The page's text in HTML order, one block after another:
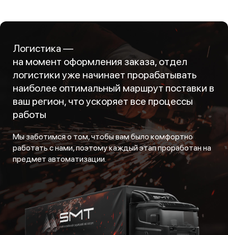
Логистика —
на момент оформления заказа, отдел
логистики уже начинает прорабатывать
наиболее оптимальный маршрут поставки в
ваш регион, что ускоряет все процессы
работы
Мы заботимся о том, чтобы вам было комфортно
работать с нами, поэтому каждый этап проработан на
предмет автоматизации.